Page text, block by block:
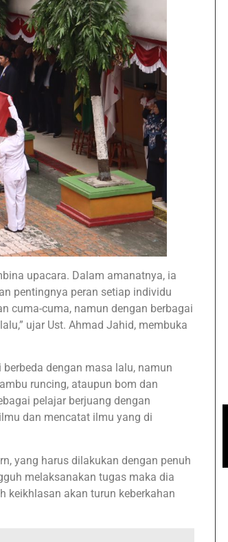
upacara. Dalam amanatnya, ia
pentingnya peran setiap individu
cuma-cuma, namun dengan berbagai
ujar Ust. Ahmad Jahid, membuka
dengan masa lalu, namun
runcing, ataupun bom dan
pelajar berjuang dengan
dan mencatat ilmu yang di
yang harus dilakukan dengan penuh
melaksanakan tugas maka dia
keikhlasan akan turun keberkahan